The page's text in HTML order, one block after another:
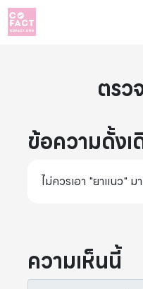
ตรว
ข้อความดั้งเ
ไม่ควรเอา "ยาแนว" ม
ความเห็นนี้